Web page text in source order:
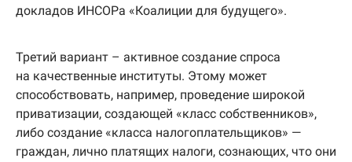
докладов ИНСОРа «Коалиции для будущего».
Третий вариант – активное создание спроса
на качественные институты. Этому может
способствовать, например, проведение широкой
приватизации, создающей «класс собственников»,
либо создание «класса налогоплательщиков» —
граждан, лично платящих налоги, сознающих, что они